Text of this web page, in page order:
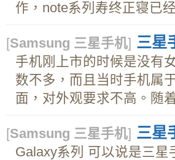
作，note系列寿终正寝已
[Samsung 三星手机] 三星
手机刚上市的时候是没有
数不多，而且当时手机属
面，对外观要求不高。随
[Samsung 三星手机] 三星
Galaxy系列 可以说是三